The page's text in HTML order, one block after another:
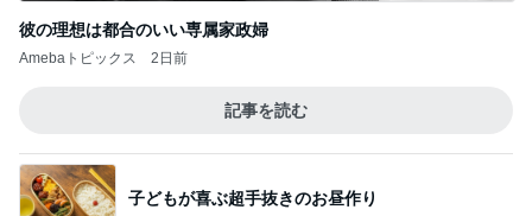
彼の理想は都合のいい専属家政婦
Amebaトピックス 2日前
記事を読む
子どもが喜ぶ超手抜きのお昼作り